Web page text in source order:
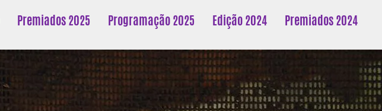
Premiados 2025 Programação 2025 Edição 2024 Premiados 2024